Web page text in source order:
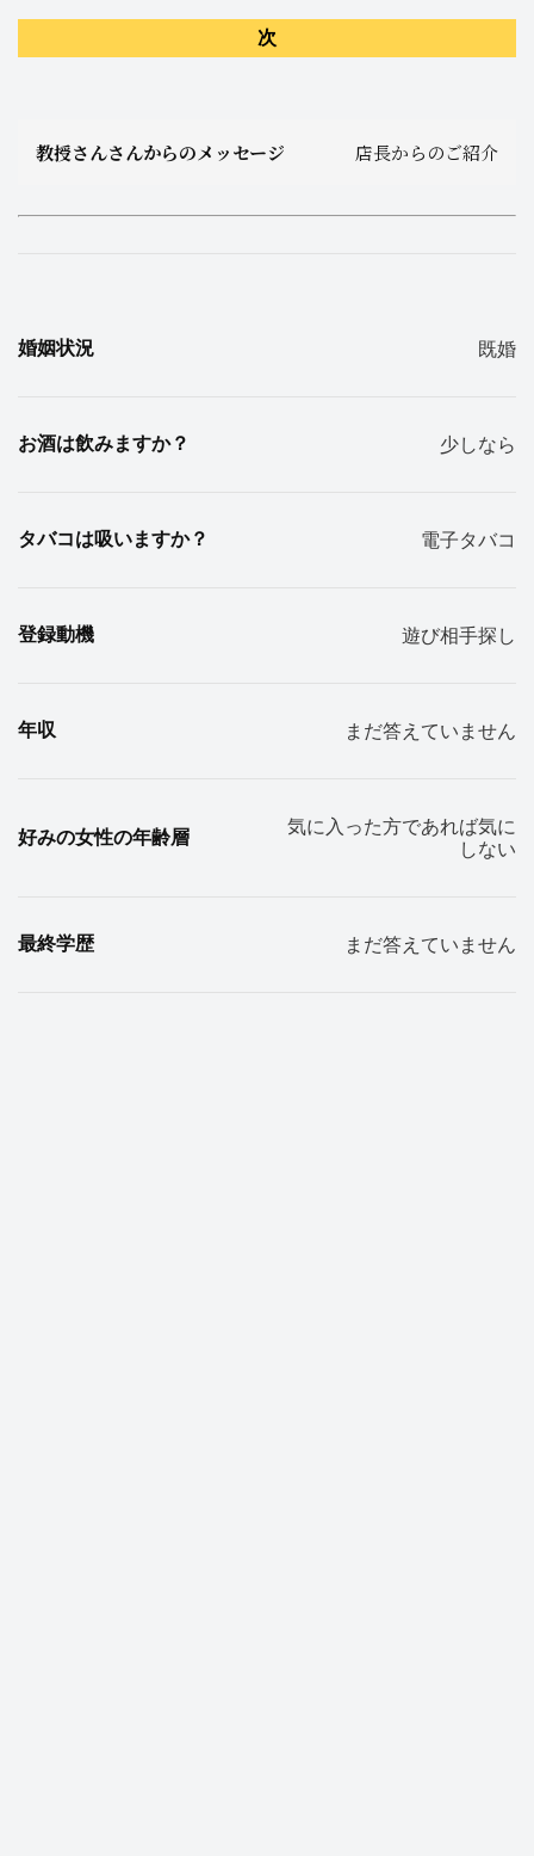
次
教授さんさんからのメッセージ 店長からのご紹介
婚姻状況 既婚
お酒は飲みますか？ 少しなら
タバコは吸いますか？ 電子タバコ
登録動機 遊び相手探し
年収 まだ答えていません
好みの女性の年齢層
気に入った方であれば気に
しない
最終学歴 まだ答えていません